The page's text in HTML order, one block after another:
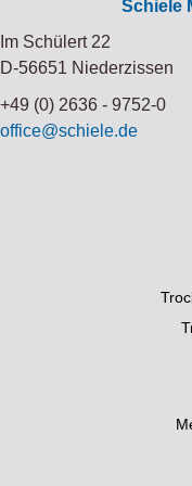
Schiele
Im Schülert 22
D-56651 Niederzissen
+49 (0) 2636 - 9752-0
office@schiele.de